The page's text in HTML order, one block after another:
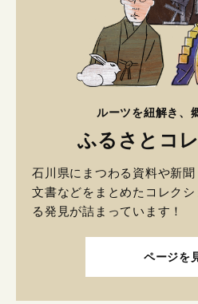
ルーツを紐解き、
ふるさとコ
石川県にまつわる資料や新
文書などをまとめたコレク
る発見が詰まっています！
ページを